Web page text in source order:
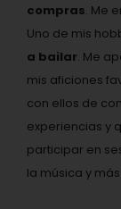
compras. Me
Uno de mis
a bailar. Me
mis aficiones
con ellos de
experiencias y
participar en
la música y